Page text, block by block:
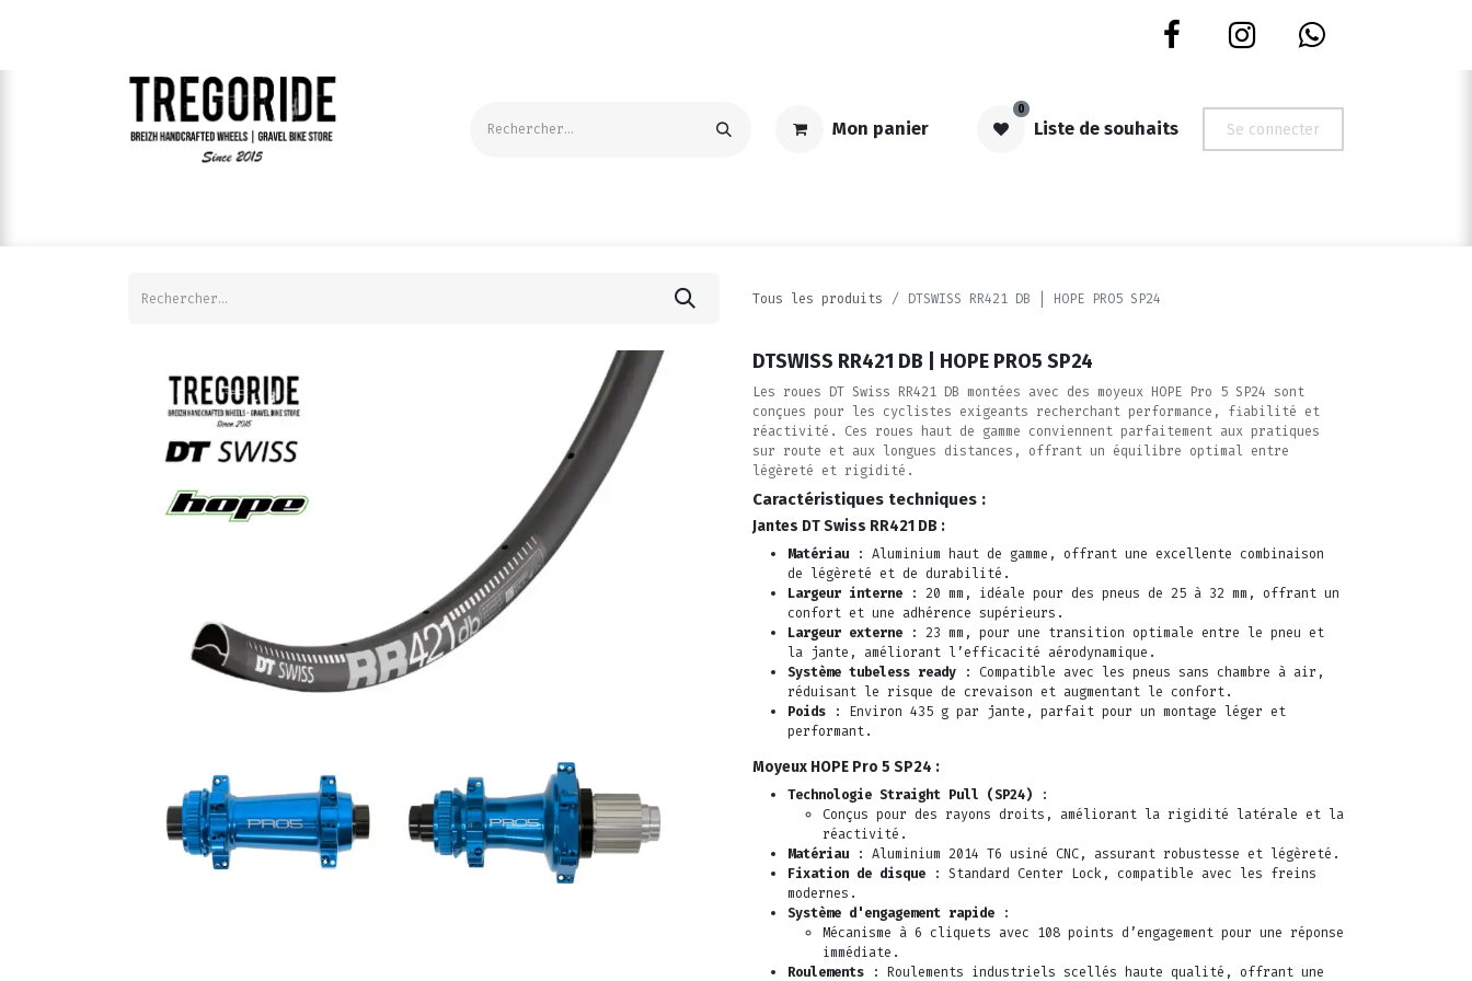
Mon panier
0
Liste de souhaits Se connecter
Tous les produits DTSWISS RR421 DB | HOPE PRO5 SP24
DTSWISS RR421 DB | HOPE PRO5 SP24
Les roues DT Swiss RR421 DB montées avec des moyeux HOPE Pro 5 SP24 sont
conçues pour les cyclistes exigeants recherchant performance, fiabilité et
réactivité. Ces roues haut de gamme conviennent parfaitement aux pratiques
sur route et aux longues distances, offrant un équilibre optimal entre
légèreté et rigidité.
Caractéristiques techniques :
Jantes DT Swiss RR421 DB :
Matériau : Aluminium haut de gamme, offrant une excellente combinaison
de légèreté et de durabilité.
Largeur interne : 20 mm, idéale pour des pneus de 25 à 32 mm, offrant un
confort et une adhérence supérieurs.
Largeur externe : 23 mm, pour une transition optimale entre le pneu et
la jante, améliorant l’efficacité aérodynamique.
Système tubeless ready : Compatible avec les pneus sans chambre à air,
réduisant le risque de crevaison et augmentant le confort.
Poids : Environ 435 g par jante, parfait pour un montage léger et
performant.
Moyeux HOPE Pro 5 SP24 :
Technologie Straight Pull (SP24) :
Conçus pour des rayons droits, améliorant la rigidité latérale et la
réactivité.
Matériau : Aluminium 2014 T6 usiné CNC, assurant robustesse et légèreté.
Fixation de disque : Standard Center Lock, compatible avec les freins
modernes.
Système d'engagement rapide :
Mécanisme à 6 cliquets avec 108 points d’engagement pour une réponse
immédiate.
Roulements : Roulements industriels scellés haute qualité, offrant une